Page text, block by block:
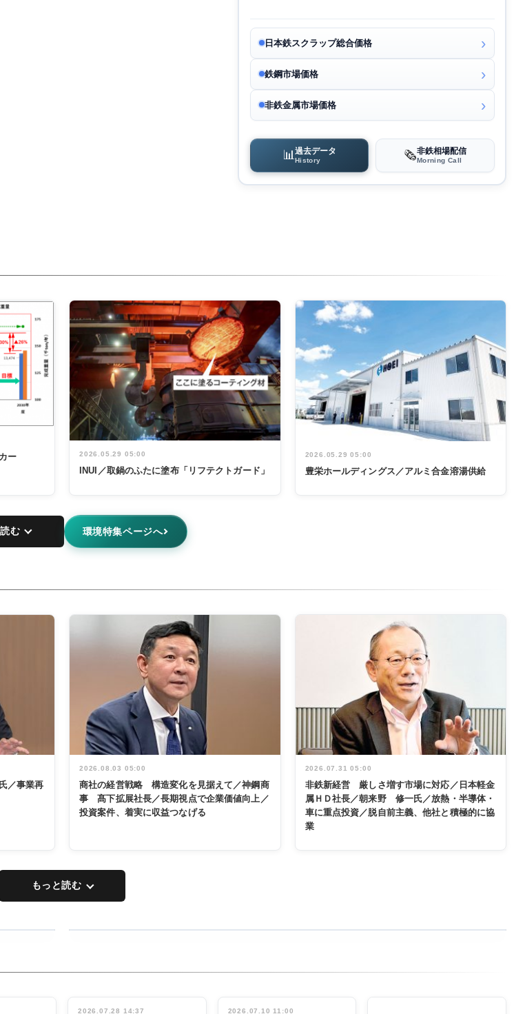
日本鉄スクラップ総合価格
鉄鋼市場価格
非鉄金属市場価格
📊 過去データ
History 🗞️非鉄相場配信
Morning Call
ー 2026.05.29 05:00
INUI／取鍋のふたに塗布「リフテクトガード」
2026.05.29 05:00
豊栄ホールディングス／アルミ合金溶湯供給
む 環境特集ページへ
／事業再
2026.08.03 05:00
商社の経営戦略 構造変化を見据えて／神鋼商
事 髙下拡展社長／長期視点で企業価値向上／
投資案件、着実に収益つなげる
2026.07.31 05:00
非鉄新経営 厳しさ増す市場に対応／日本軽金
属ＨＤ社長／朝来野 修一氏／放熱・半導体・
車に重点投資／脱自前主義、他社と積極的に協
業
もっと読む
念祝う 業界
2026.07.28 14:37 2026.07.10 11:00